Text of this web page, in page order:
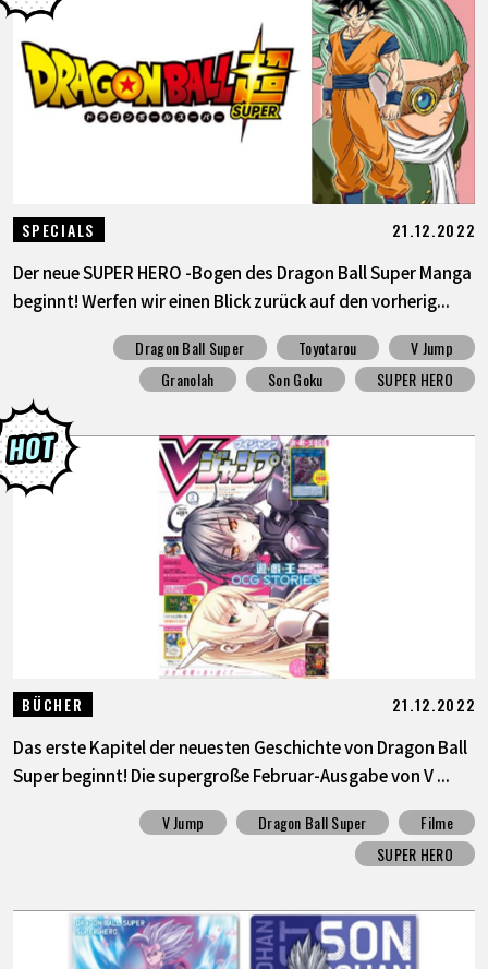
SPECIALS 21.12.2022
Der neue SUPER HERO -Bogen des Dragon Ball Super Manga
beginnt! Werfen wir einen Blick zurück auf den vorherig...
Dragon Ball Super Toyotarou
V Jump
Granolah
Son Goku SUPER HERO
BÜCHER 21.12.2022
Das erste Kapitel der neuesten Geschichte von Dragon Ball
Super beginnt! Die supergroße Februar-Ausgabe von V ...
V Jump Dragon Ball Super
Filme
SUPER HERO